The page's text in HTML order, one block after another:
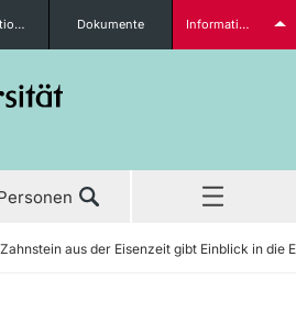
Organisationseinheiten Dokumente Informationen für...
Zahnstein aus der Eisenzeit gibt Einblick in die